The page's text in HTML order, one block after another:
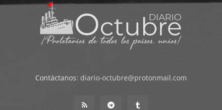
Contáctanos: diario-octubre@protonmail.com